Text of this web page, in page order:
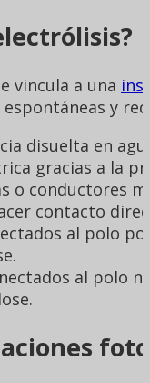
vincula a una
y
disuelta en
gracias a la
o conductores
contacto
al polo
al polo